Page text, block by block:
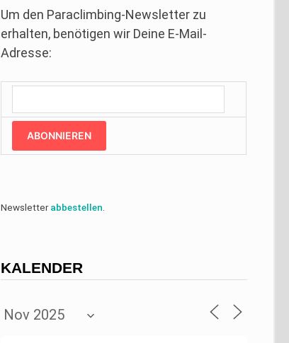
Um den Paraclimbing-Newsletter zu
erhalten, benötigen wir Deine E-Mail-
Adresse:
ABONNIEREN
Newsletterabbestellen
KALENDER